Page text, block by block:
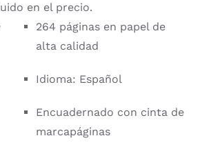
en el precio.
264 páginas en papel de
alta calidad
Idioma: Español
Encuadernado con cinta de
marcapáginas